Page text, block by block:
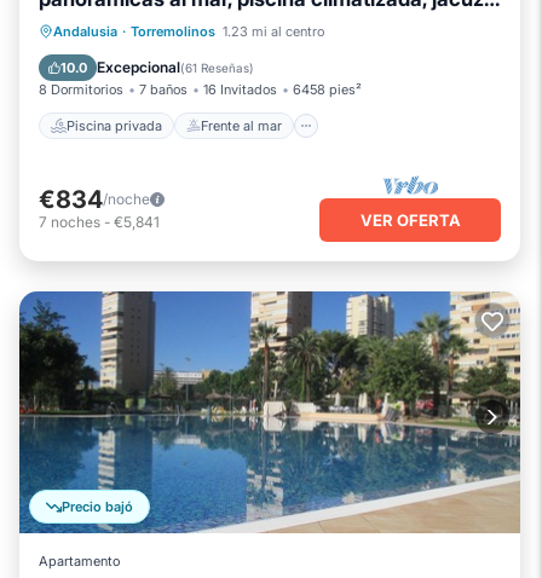
wifi
Andalusia · Torremolinos 1.23 mi al centro
10.0 Excepcional(61 Reseñas)
8 Dormitorios 7 baños 16 Invitados 6458 pies²
Piscina privada Frente al mar
Bañera de hidromasaje
Chimenea/Calefacción
€834/noche
7 noches - €5,841 VER OFERTA
Precio bajó
Apartamento